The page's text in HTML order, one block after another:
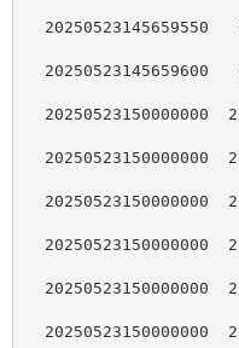
20250523145659550
20250523145659600
20250523150000000
20250523150000000
20250523150000000
20250523150000000
20250523150000000
20250523150000000